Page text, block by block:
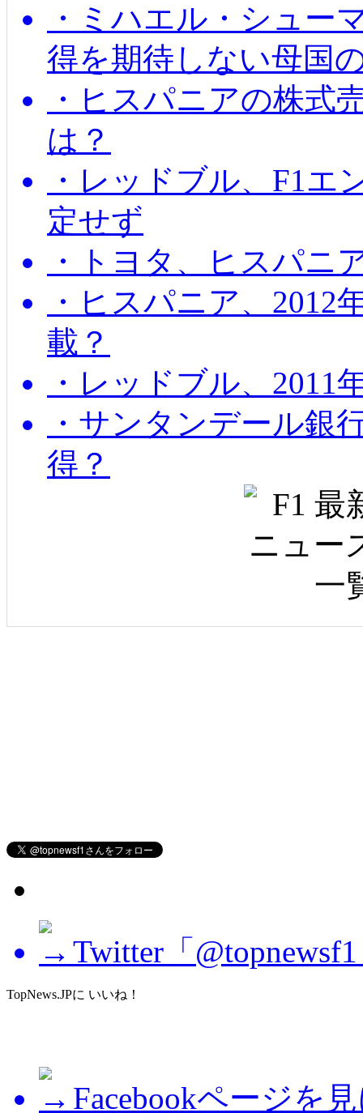
・ミハエル・シュー
得を期待しない母国
・ヒスパニアの株式
は？
・レッドブル、F1エ
定せず
・トヨタ、ヒスパニ
・ヒスパニア、2012
載？
・レッドブル、2011
・サンタンデール銀
得？
Twitter「
TopNews.JPに いいね！
Facebookページを